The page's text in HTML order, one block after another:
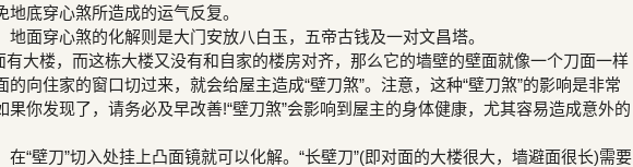
地底穿心煞所造成的运气反复。
地面穿心煞的化解则是大门安放八白玉，五帝古钱及一对文昌塔。
有大楼，而这栋大楼又没有和自家的楼房对齐，那么它的墙壁的壁面就像一个刀面一样
的向住家的窗口切过来，就会给屋主造成“壁刀煞”。注意，这种“壁刀煞”的影响是非常
果你发现了，请务必及早改善!“壁刀煞”会影响到屋主的身体健康，尤其容易造成意外的
在“壁刀”切入处挂上凸面镜就可以化解。“长壁刀”(即对面的大楼很大，墙避面很长)需要